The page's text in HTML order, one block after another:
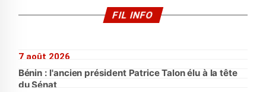
FIL INFO
7 août 2026
Bénin : l'ancien président Patrice Talon élu à la tête
du Sénat